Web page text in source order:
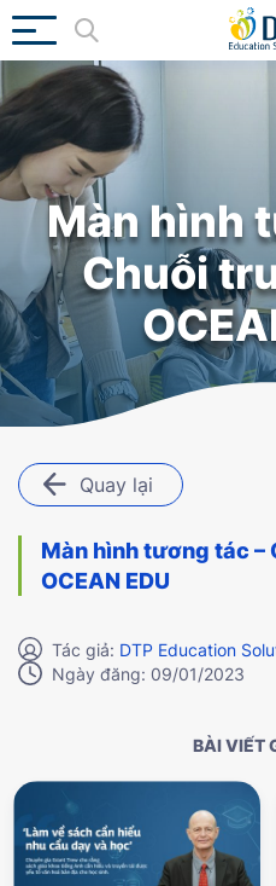
Màn hình
Chuỗi
Quay lại
Màn hình tương tác –
OCEAN EDU
Tác giả: DTP Education
Ngày đăng: 09/01/2023
BÀI VIẾT